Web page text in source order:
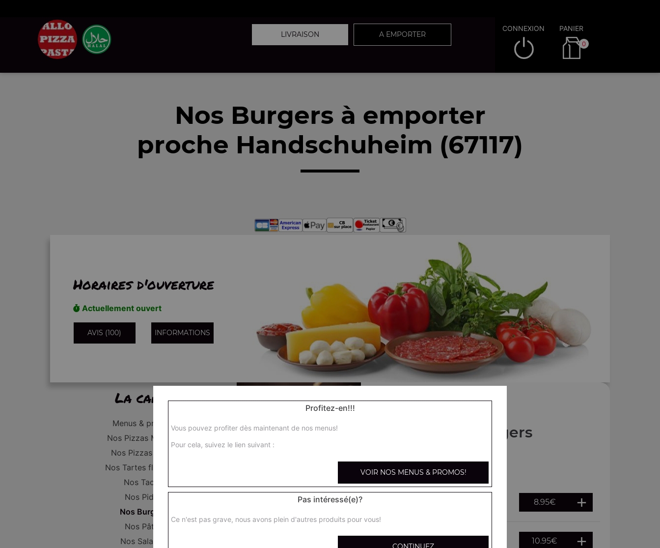
LIVRAISON A EMPORTER
CONNEXION PANIER
0
Nos Burgers à emporter
proche Handschuheim (67117)
Horaires d'ouverture
Actuellement ouvert
AVIS (100) INFORMATIONS
La carte
Menus & promos
Nos Pizzas Médium
Nos Pizzas Large
Nos Tartes flambées
Nos Tacos
Nos Pides
Nos Burgers
Nos Pâtes
Nos Salades
Nos Burgers
Hamburger 8.95€
10.95€
Profitez-en!!!
Vous pouvez profiter dès maintenant de nos menus!
Pour cela, suivez le lien suivant :
VOIR NOS MENUS & PROMOS!
Pas intéressé(e)?
Ce n'est pas grave, nous avons plein d'autres produits pour vous!